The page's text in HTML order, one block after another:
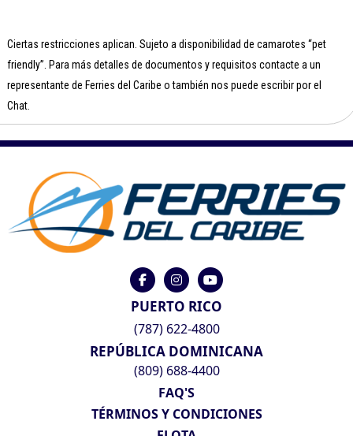
Ciertas restricciones aplican. Sujeto a disponibilidad de camarotes “pet
friendly”. Para más detalles de documentos y requisitos contacte a un
representante de Ferries del Caribe o también nos puede escribir por el
Chat.
PUERTO RICO
(787) 622-4800
REPÚBLICA DOMINICANA
(809) 688-4400
FAQ'S
TÉRMINOS Y CONDICIONES